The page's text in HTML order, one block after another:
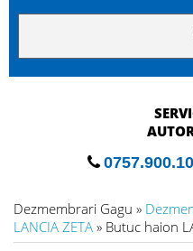
Dezmembrari Gagu »
LANCIA ZETA» Butuc haion